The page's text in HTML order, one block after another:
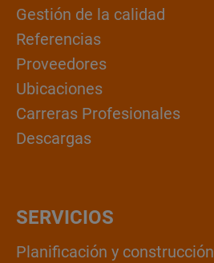
Gestión de la calidad
Referencias
Proveedores
Ubicaciones
Carreras Profesionales
Descargas
SERVICIOS
Planificación y construcción